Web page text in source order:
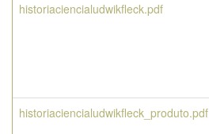
historiaciencialudwikfleck.pdf
historiaciencialudwikfleck_produto.pdf